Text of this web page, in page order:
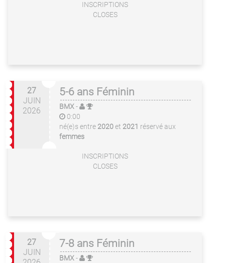
INSCRIPTIONS
CLOSES
27
JUIN
2026
5-6 ans Féminin
BMX-
0:00
né(e)s entre 2020et 2021 réservé aux
femmes
INSCRIPTIONS
CLOSES
27
JUIN
7-8 ans Féminin
BMX-